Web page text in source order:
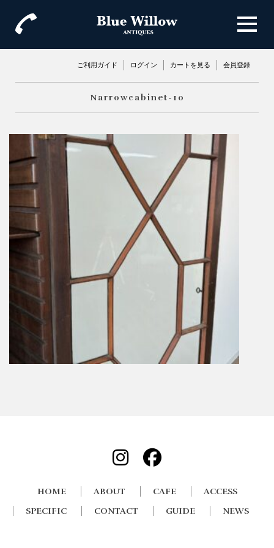
ご利用ガイド ログイン カートを見る 会員登録
Narrowcabinet-10
HOME ABOUT CAFE
ACCESS
SPECIFIC
CONTACT GUIDE NEWS